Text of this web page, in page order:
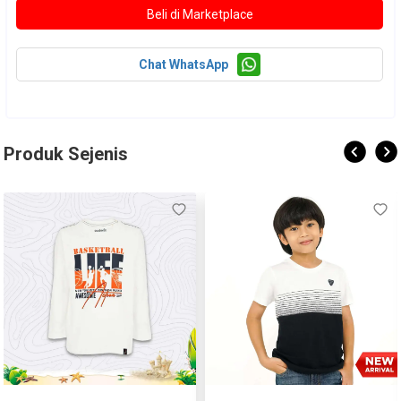
Size 8 :
Panjang badan : 51,5cm
Lebar dada : 40 cm
Panjang tagan : 17 cm
Lebar dada : 42 cm
Panjang badan : 55,5 cm
Panjang tagan : 18cm
Size 14 :
Chat WhatsApp
Produk Sejenis